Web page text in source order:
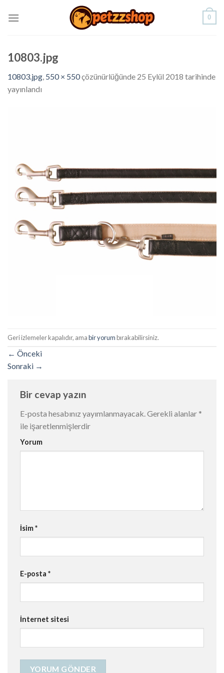
0
10803.jpg
10803.jpg, 550 × 550çözünürlüğünde 25 Eylül 2018 tarihinde
yayınlandı
Geri izlemeler kapalıdır, amabir yorumbırakabilirsiniz.
← Önceki
Sonraki →
Bir cevap yazın
E-posta hesabınız yayımlanmayacak.Gerekli alanlar *
ile işaretlenmişlerdir
Yorum
İsim*
E-posta *
İnternet sitesi